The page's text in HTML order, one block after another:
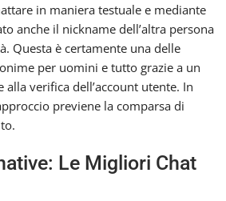
in maniera testuale e mediante
anche il nickname dell’altra persona
Questa è certamente una delle
per uomini e tutto grazie a un
verifica dell’account utente. In
previene la comparsa di
Le Migliori Chat